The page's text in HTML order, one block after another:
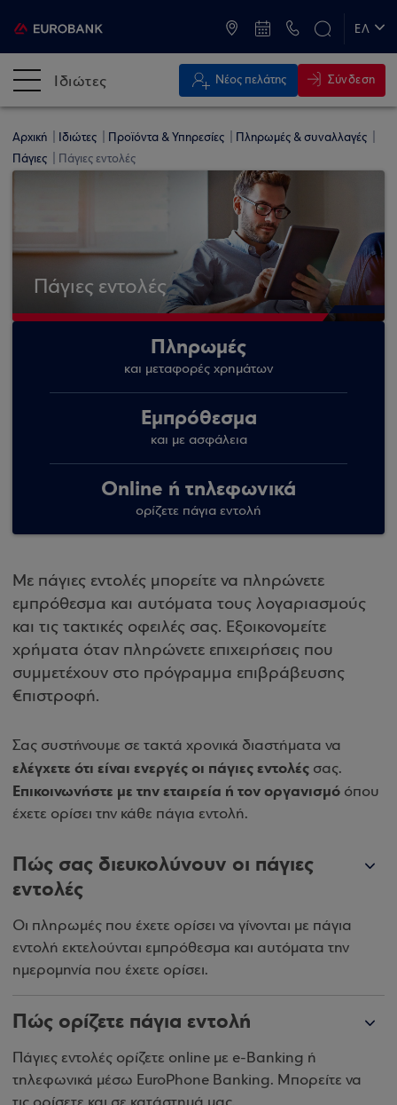
ΕΛ
Ιδιώτες Νέος πελάτης Σύνδεση
Αρχική Ιδιώτες Προϊόντα & Υπηρεσίες
Πληρωμές & συναλλαγές
Πάγιες
Πάγιες εντολές
Πάγιες εντολές
Πληρωμές
και μεταφορές χρημάτων
Εμπρόθεσμα
και με ασφάλεια
Online ή τηλεφωνικά
ορίζετε πάγια εντολή
Με πάγιες εντολές μπορείτε να πληρώνετε
εμπρόθεσμα και αυτόματα τους λογαριασμούς
και τις τακτικές οφειλές σας. Εξοικονομείτε
χρήματα όταν πληρώνετε επιχειρήσεις που
συμμετέχουν στο πρόγραμμα επιβράβευσης
€πιστροφή.
Σας συστήνουμε σε τακτά χρονικά διαστήματα να
ελέγχετε ότι είναι ενεργές οι πάγιες εντολές σας.
Επικοινωνήστε με την εταιρεία ή τον οργανισμό όπου
έχετε ορίσει την κάθε πάγια εντολή.
Πώς σας διευκολύνουν οι πάγιες
εντολές
Οι πληρωμές που έχετε ορίσει να γίνονται με πάγια
εντολή εκτελούνται εμπρόθεσμα και αυτόματα την
ημερομηνία που έχετε ορίσει.
Πώς ορίζετε πάγια εντολή
Πάγιες εντολές ορίζετε online με e-Banking ή
τηλεφωνικά μέσω EuroPhone Banking. Μπορείτε να